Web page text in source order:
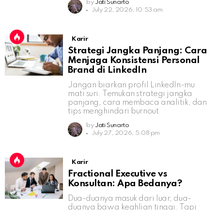
by Jati Sunarto
July 22, 2026, 10:53 am
Karir
Strategi Jangka Panjang: Cara
Menjaga Konsistensi Personal
Brand di LinkedIn
Jangan biarkan profil LinkedIn-mu
mati suri. Temukan strategi jangka
panjang, cara membaca analitik, dan
tips menghindari burnout.
by Jati Sunarto
July 27, 2026, 5:08 pm
Karir
Fractional Executive vs
Konsultan: Apa Bedanya?
Dua-duanya masuk dari luar, dua-
duanya bawa keahlian tinggi. Tapi